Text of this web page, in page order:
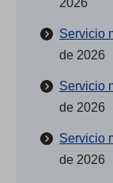
2026
Servicio
de 2026
Servicio
de 2026
Servicio
de 2026